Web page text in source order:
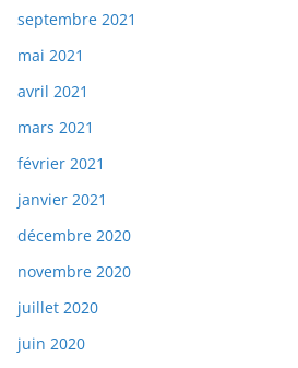
septembre 2021
mai 2021
avril 2021
mars 2021
février 2021
janvier 2021
décembre 2020
novembre 2020
juillet 2020
juin 2020